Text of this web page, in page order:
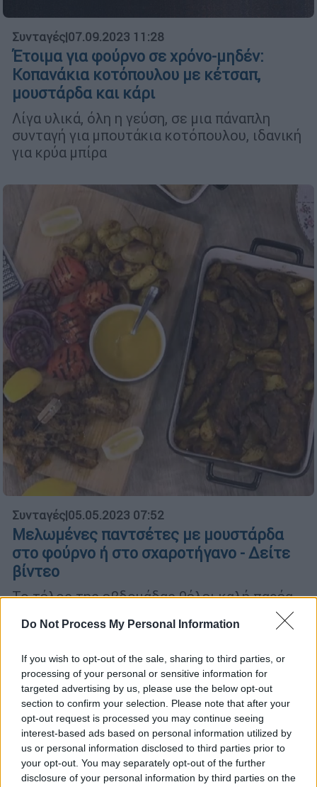
Do Not Process My Personal Information
If you wish to opt-out of the sale, sharing to third parties, or
processing of your personal or sensitive information for
targeted advertising by us, please use the below opt-out
section to confirm your selection. Please note that after your
opt-out request is processed you may continue seeing
interest-based ads based on personal information utilized by
us or personal information disclosed to third parties prior to
your opt-out. You may separately opt-out of the further
disclosure of your personal information by third parties on the
Συνταγές|07.09.2023 11:28
Έτοιμα για φούρνο σε χρόνο-μηδέν:
Κοπανάκια κοτόπουλου με κέτσαπ,
μουστάρδα και κάρι
Λίγα υλικά, όλη η γεύση, σε μια πάναπλη
συνταγή για μπουτάκια κοτόπουλου, ιδανική
για κρύα μπίρα
Συνταγές|05.05.2023 07:52
Μελωμένες παντσέτες με μουστάρδα
στο φούρνο ή στο σχαροτήγανο - Δείτε
βίντεο
Το τέλος της εβδομάδας θέλει καλή παρέα,
παντσετούλες με σάλτσα μέλι-μουστάρδα.
ευπρόσδεκτα.